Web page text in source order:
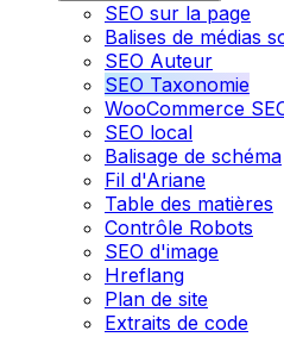
SEO sur la page
Balises de médias
SEO Auteur
SEO Taxonomie
WooCommerce
SEO local
Balisage de schéma
Fil d'Ariane
Table des matières
Contrôle Robots
SEO d'image
Hreflang
Plan de site
Extraits de code